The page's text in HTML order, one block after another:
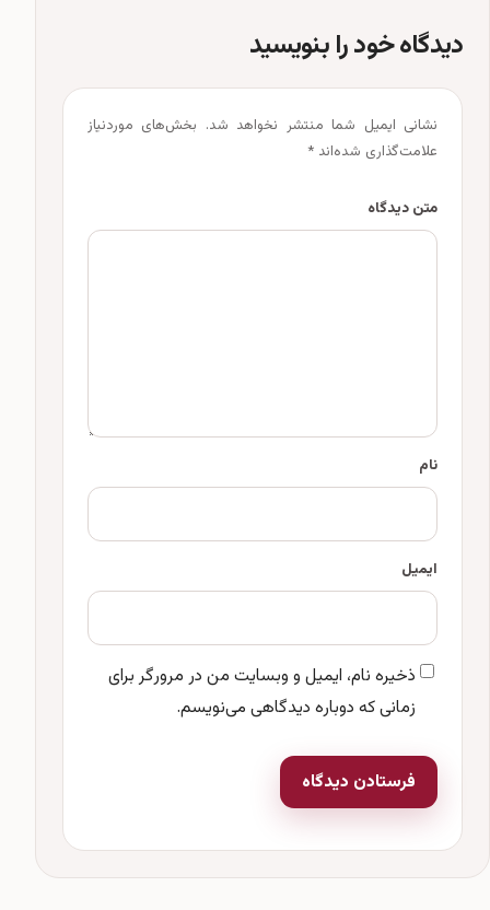
دیدگاه خود را بنویسید
نشانی ایمیل شما منتشر نخواهد شد. بخش‌های موردنیاز
علامت‌گذاری شده‌اند *
متن دیدگاه
نام
ایمیل
ذخیره نام، ایمیل و وبسایت من در مرورگر برای
زمانی که دوباره دیدگاهی می‌نویسم.
فرستادن دیدگاه